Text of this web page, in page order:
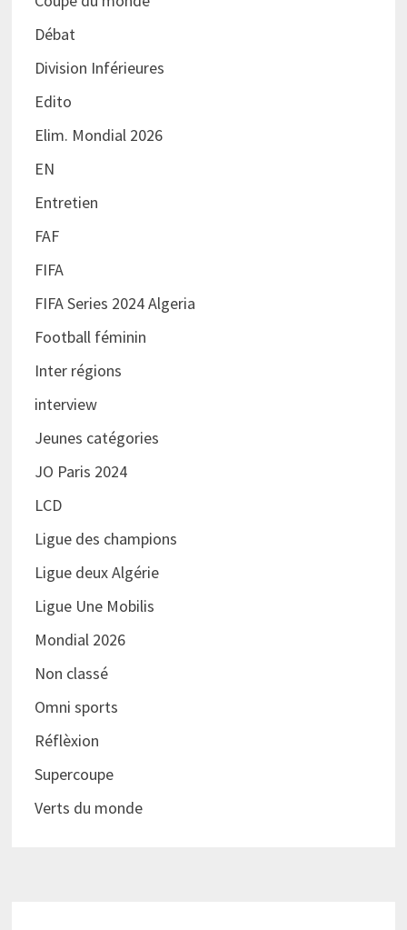
Débat
Division Inférieures
Edito
Elim. Mondial 2026
EN
Entretien
FAF
FIFA
FIFA Series 2024 Algeria
Football féminin
Inter régions
interview
Jeunes catégories
JO Paris 2024
LCD
Ligue des champions
Ligue deux Algérie
Ligue Une Mobilis
Mondial 2026
Non classé
Omni sports
Réflèxion
Supercoupe
Verts du monde